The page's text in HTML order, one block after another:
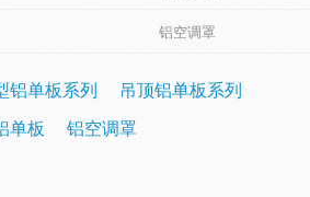
铝空调罩
铝单板系列
吊顶铝单板系列
单板 铝空调罩